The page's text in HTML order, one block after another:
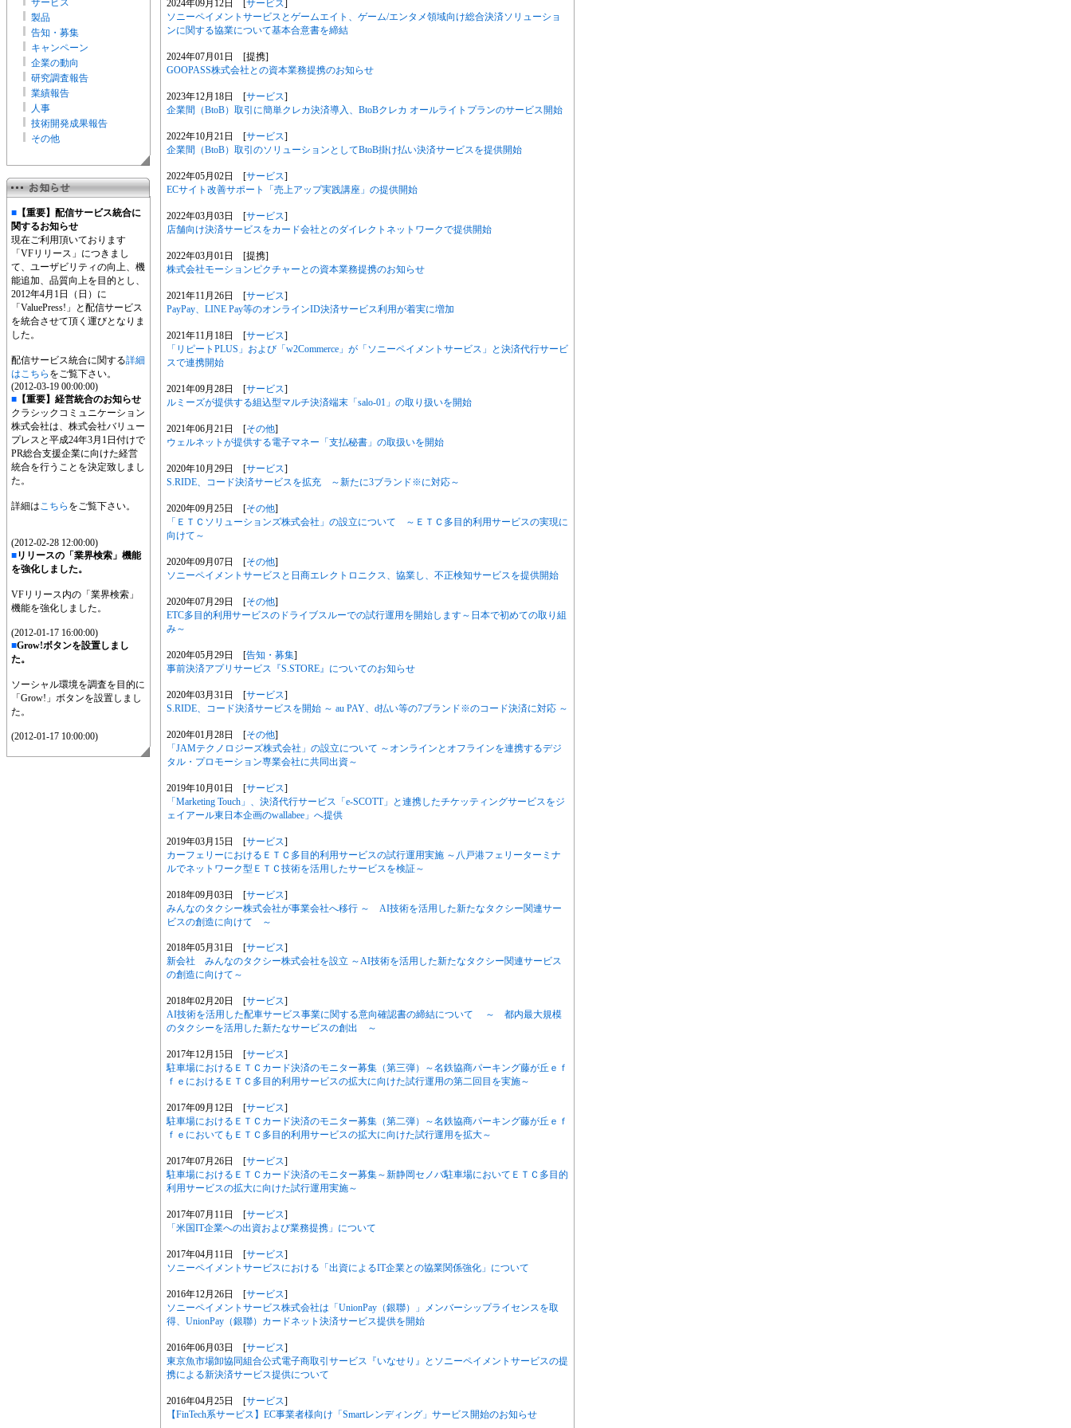
サービス
製品
告知・募集
キャンペーン
企業の動向
研究調査報告
業績報告
人事
技術開発成果報告
その他
■ 【重要】配信サービス統合に
関するお知らせ
現在ご利用頂いております
「VFリリース」につきまし
て、ユーザビリティの向上、機
能追加、品質向上を目的とし、
2012年4月1日（日）に
「ValuePress!」と配信サービス
を統合させて頂く運びとなりま
した。
配信サービス統合に関する詳細
はこちら をご覧下さい。
(2012-03-19 00:00:00)
■ 【重要】経営統合のお知らせ
クラシックコミュニケーション
株式会社は、株式会社バリュー
プレスと平成24年3月1日付けで
PR総合支援企業に向けた経営
統合を行うことを決定致しまし
た。
詳細はこちら をご覧下さい。
(2012-02-28 12:00:00)
■リリースの「業界検索」機能
を強化しました。
VFリリース内の「業界検索」
機能を強化しました。
(2012-01-17 16:00:00)
■Grow!ボタンを設置しまし
た。
ソーシャル環境を調査を目的に
「Grow!」ボタンを設置しまし
た。
(2012-01-17 10:00:00)
2024年09月12日 [サービス]
ソニーペイメントサービスとゲームエイト、ゲーム/エンタメ領域向け総合決済ソリューショ
ンに関する協業について基本合意書を締結
2024年07月01日 [提携]
GOOPASS株式会社との資本業務提携のお知らせ
2023年12月18日 [サービス]
企業間（BtoB）取引に簡単クレカ決済導入、BtoBクレカ オールライトプランのサービス開始
2022年10月21日 [サービス]
企業間（BtoB）取引のソリューションとしてBtoB掛け払い決済サービスを提供開始
2022年05月02日 [サービス]
ECサイト改善サポート「売上アップ実践講座」の提供開始
2022年03月03日 [サービス]
店舗向け決済サービスをカード会社とのダイレクトネットワークで提供開始
2022年03月01日 [提携]
株式会社モーションピクチャーとの資本業務提携のお知らせ
2021年11月26日 [サービス]
PayPay、LINE Pay等のオンラインID決済サービス利用が着実に増加
2021年11月18日 [サービス]
「リピートPLUS」および「w2Commerce」が「ソニーペイメントサービス」と決済代行サービ
スで連携開始
2021年09月28日 [サービス]
ルミーズが提供する組込型マルチ決済端末「salo-01」の取り扱いを開始
2021年06月21日 [その他]
ウェルネットが提供する電子マネー「支払秘書」の取扱いを開始
2020年10月29日 [サービス]
S.RIDE、コード決済サービスを拡充 ～新たに3ブランド※に対応～
2020年09月25日 [その他]
「ＥＴＣソリューションズ株式会社」の設立について ～ＥＴＣ多目的利用サービスの実現に
向けて～
2020年09月07日 [その他]
ソニーペイメントサービスと日商エレクトロニクス、協業し、不正検知サービスを提供開始
2020年07月29日 [その他]
ETC多目的利用サービスのドライブスルーでの試行運用を開始します～日本で初めての取り組
み～
2020年05月29日 [告知・募集]
事前決済アプリサービス『S.STORE』についてのお知らせ
2020年03月31日 [サービス]
S.RIDE、コード決済サービスを開始 ～ au PAY、d払い等の7ブランド※のコード決済に対応 ～
2020年01月28日 [その他]
「JAMテクノロジーズ株式会社」の設立について ～オンラインとオフラインを連携するデジ
タル・プロモーション専業会社に共同出資～
2019年10月01日 [サービス]
「Marketing Touch」、決済代行サービス「e-SCOTT」と連携したチケッティングサービスをジ
ェイアール東日本企画のwallabee」へ提供
2019年03月15日 [サービス]
カーフェリーにおけるＥＴＣ多目的利用サービスの試行運用実施 ～八戸港フェリーターミナ
ルでネットワーク型ＥＴＣ技術を活用したサービスを検証～
2018年09月03日 [サービス]
みんなのタクシー株式会社が事業会社へ移行 ～ AI技術を活用した新たなタクシー関連サー
ビスの創造に向けて ～
2018年05月31日 [サービス]
新会社 みんなのタクシー株式会社を設立 ～AI技術を活用した新たなタクシー関連サービス
の創造に向けて～
2018年02月20日 [サービス]
AI技術を活用した配車サービス事業に関する意向確認書の締結について ～ 都内最大規模
のタクシーを活用した新たなサービスの創出 ～
2017年12月15日 [サービス]
駐車場におけるＥＴＣカード決済のモニター募集（第三弾）～名鉄協商パーキング藤が丘ｅｆ
ｆｅにおけるＥＴＣ多目的利用サービスの拡大に向けた試行運用の第二回目を実施～
2017年09月12日 [サービス]
駐車場におけるＥＴＣカード決済のモニター募集（第二弾）～名鉄協商パーキング藤が丘ｅｆ
ｆｅにおいてもＥＴＣ多目的利用サービスの拡大に向けた試行運用を拡大～
2017年07月26日 [サービス]
駐車場におけるＥＴＣカード決済のモニター募集～新静岡セノバ駐車場においてＥＴＣ多目的
利用サービスの拡大に向けた試行運用実施～
2017年07月11日 [サービス]
「米国IT企業への出資および業務提携」について
2017年04月11日 [サービス]
ソニーペイメントサービスにおける「出資によるIT企業との協業関係強化」について
2016年12月26日 [サービス]
ソニーペイメントサービス株式会社は「UnionPay（銀聯）」メンバーシップライセンスを取
得、UnionPay（銀聯）カードネット決済サービス提供を開始
2016年06月03日 [サービス]
東京魚市場卸協同組合公式電子商取引サービス『いなせり』とソニーペイメントサービスの提
携による新決済サービス提供について
2016年04月25日 [サービス]
【FinTech系サービス】EC事業者様向け「Smartレンディング」サービス開始のお知らせ